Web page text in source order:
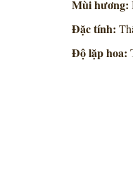
Mùi hương:
Đặc tính:
Độ lặp hoa: